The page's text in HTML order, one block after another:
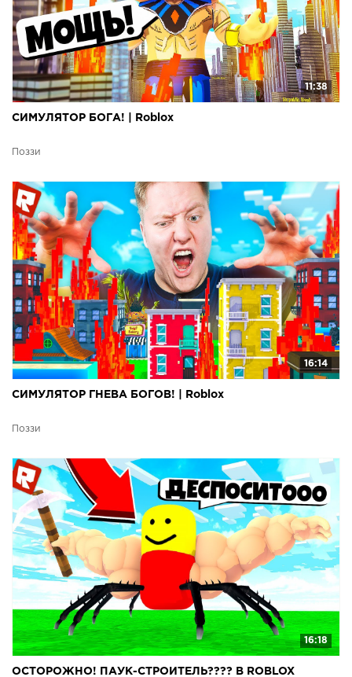
11:38
СИМУЛЯТОР БОГА! | Roblox
Поззи
16:14
СИМУЛЯТОР ГНЕВА БОГОВ! | Roblox
Поззи
16:18
ОСТОРОЖНО! ПАУК-СТРОИТЕЛЬ???? В ROBLOX